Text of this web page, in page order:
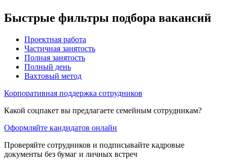
Быстрые фильтры подбора вакансий
Проектная работа
Частичная занятость
Полная занятость
Полный день
Вахтовый метод
Корпоративная поддержка сотрудников
Какой соцпакет вы предлагаете семейным сотрудникам?
Оформляйте кандидатов онлайн
Проверяйте сотрудников и подписывайте кадровые
документы без бумаг и личных встреч